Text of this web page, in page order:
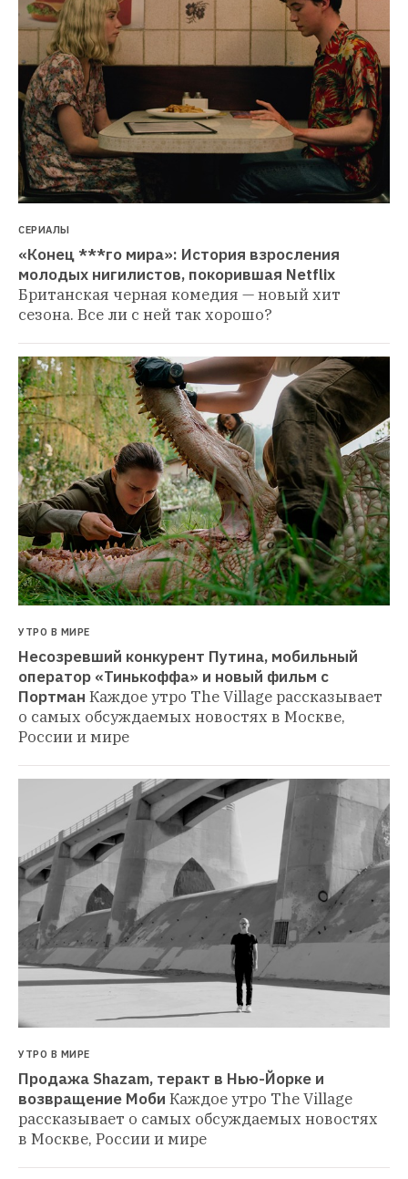
СЕРИАЛЫ
«Конец ***го мира»: История взросления
молодых нигилистов, покорившая Netflix
Британская черная комедия — новый хит
сезона. Все ли с ней так хорошо?
УТРО В МИРЕ
Несозревший конкурент Путина, мобильный
оператор «Тинькоффа» и новый фильм с
Портман Каждое утро The Village рассказывает
о самых обсуждаемых новостях в Москве,
России и мире
УТРО В МИРЕ
Продажа Shazam, теракт в Нью-Йорке и
возвращение Моби Каждое утро The Village
рассказывает о самых обсуждаемых новостях
в Москве, России и мире